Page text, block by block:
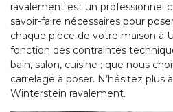
ravalement est un professionnel
savoir-faire nécessaires pour
chaque pièce de votre maison à
fonction des contraintes
bain, salon, cuisine ; que nous
carrelage à poser. N’hésitez plus
Winterstein ravalement.